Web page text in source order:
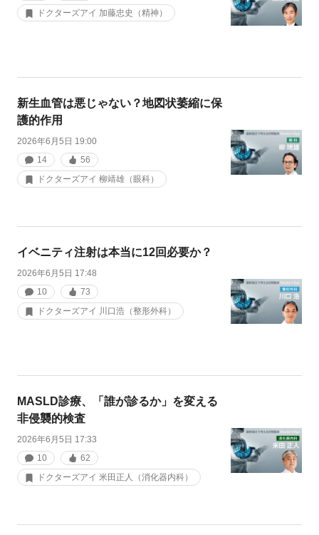
ドクターズアイ 加藤忠史（精神）
新生血管は悪じゃない？地図状萎縮に保
護的作用
2026年6月5日 19:00
14
56
ドクターズアイ 柳靖雄（眼科）
イベニティ注射は本当に12回必要か？
2026年6月5日 17:48
10
73
ドクターズアイ 川口浩（整形外科）
MASLD診療、「誰が診るか」を変える
非侵襲的検査
2026年6月5日 17:33
10
62
ドクターズアイ 米田正人（消化器内科）